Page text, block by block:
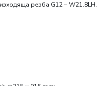
резба G12 – W21.8LH.